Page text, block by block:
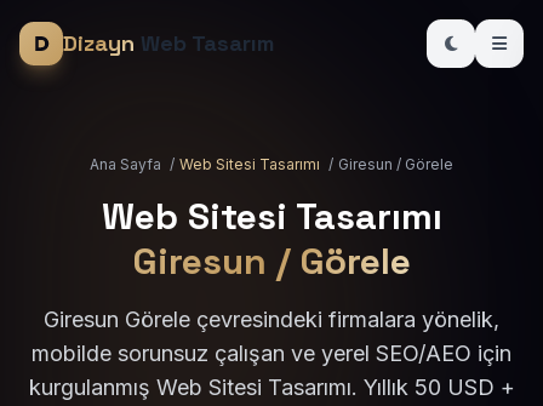
Dizayn Web Tasarım
Ana Sayfa / Web Sitesi Tasarımı / Giresun / Görele
Web Sitesi Tasarımı
Giresun / Görele
Giresun Görele çevresindeki firmalara yönelik,
mobilde sorunsuz çalışan ve yerel SEO/AEO için
kurgulanmış Web Sitesi Tasarımı. Yıllık 50 USD +